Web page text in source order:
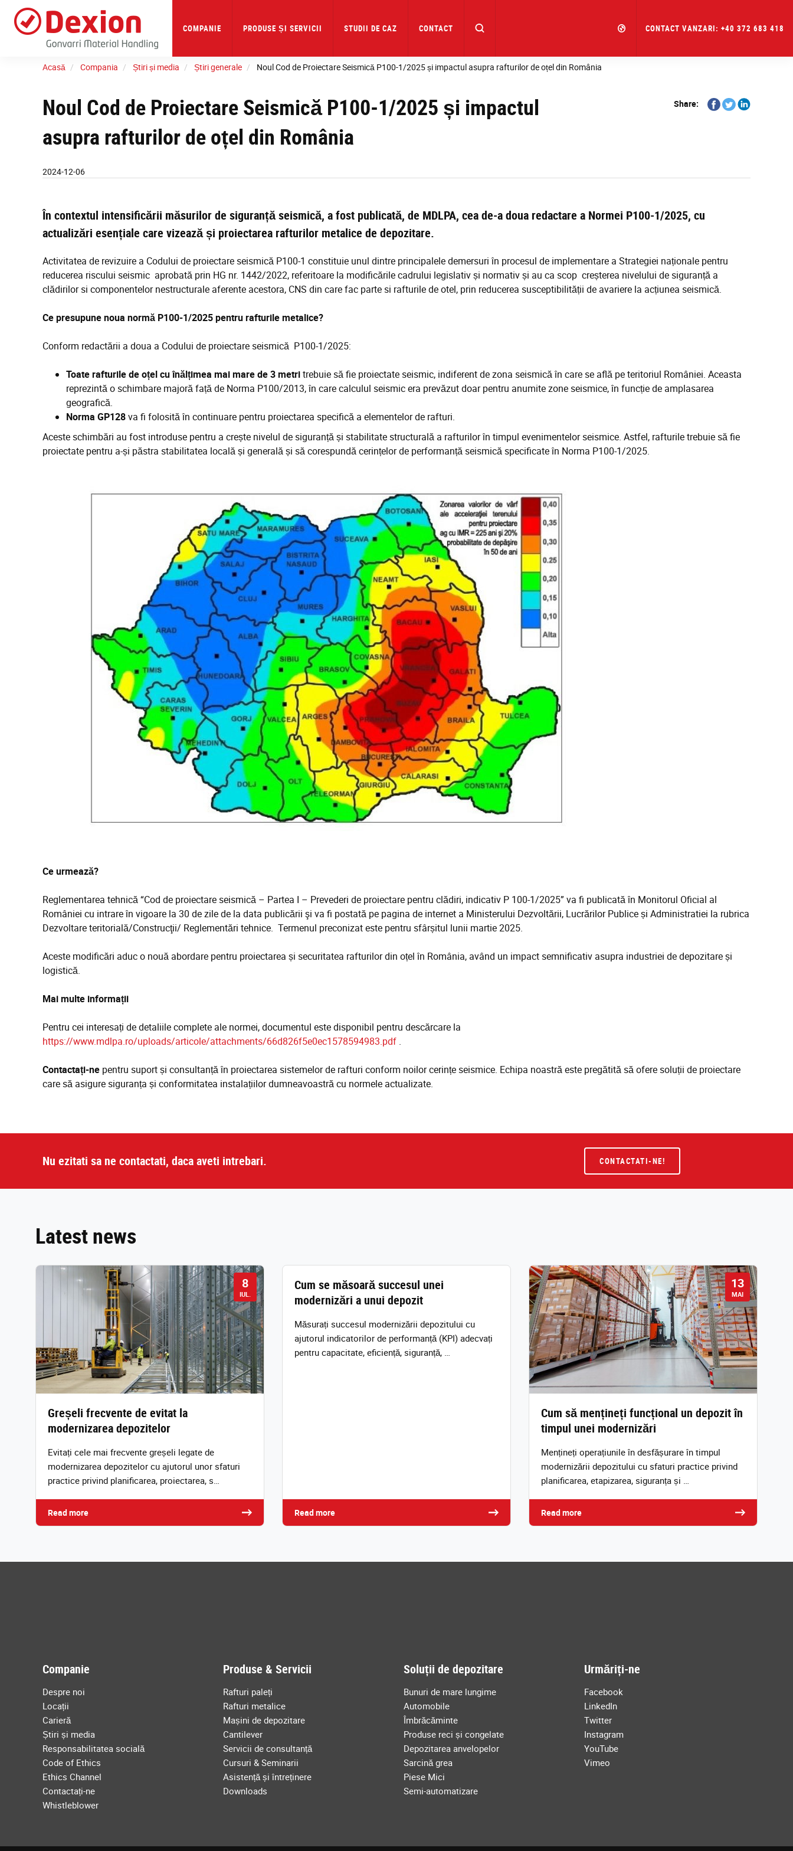
main
COMPANIE PRODUSE ȘI SERVICII STUDII DE CAZ CONTACT CONTACT VANZARI: +40 372 683 418
Acasă Compania Știri și media Știri generale Noul Cod de Proiectare Seismică P100-1/2025 și impactul asupra rafturilor de oțel din România
Noul Cod de Proiectare Seismică P100-1/2025 și impactul
asupra rafturilor de oțel din România
2024-12-06
Share:
Share
on
Share
on
Share
În contextul intensificării măsurilor de siguranță seismică, a fost publicată, de MDLPA, cea de-a doua redactare a Normei P100-1/2025, cu
actualizări esențiale care vizează și proiectarea rafturilor metalice de depozitare.
Activitatea de revizuire a Codului de proiectare seismică P100-1 constituie unul dintre principalele demersuri în procesul de implementare a Strategiei naționale pentru
reducerea riscului seismic aprobată prin HG nr. 1442/2022, referitoare la modificările cadrului legislativ și normativ și au ca scop creșterea nivelului de siguranță a
clădirilor si componentelor nestructurale aferente acestora, CNS din care fac parte si rafturile de otel, prin reducerea susceptibilității de avariere la acțiunea seismică.
Ce presupune noua normă P100-1/2025 pentru rafturile metalice?
Conform redactării a doua a Codului de proiectare seismică P100-1/2025:
Toate rafturile de oțel cu înălțimea mai mare de 3 metritrebuie să fie proiectate seismic, indiferent de zona seismică în care se află pe teritoriul României. Aceasta
reprezintă o schimbare majoră față de Norma P100/2013, în care calculul seismic era prevăzut doar pentru anumite zone seismice, în funcție de amplasarea
geografică.
Norma GP128va fi folosită în continuare pentru proiectarea specifică a elementelor de rafturi.
Aceste schimbări au fost introduse pentru a crește nivelul de siguranță și stabilitate structurală a rafturilor în timpul evenimentelor seismice. Astfel, rafturile trebuie să fie
proiectate pentru a-și păstra stabilitatea locală și generală și să corespundă cerințelor de performanță seismică specificate în Norma P100-1/2025.
Ce urmează?
Reglementarea tehnică “Cod de proiectare seismică – Partea I – Prevederi de proiectare pentru clădiri, indicativ P 100-1/2025” va fi publicată în Monitorul Oficial al
României cu intrare în vigoare la 30 de zile de la data publicării şi va fi postată pe pagina de internet a Ministerului Dezvoltării, Lucrărilor Publice și Administratiei la rubrica
Dezvoltare teritorială/Construcţii/ Reglementări tehnice. Termenul preconizat este pentru sfârșitul lunii martie 2025.
Aceste modificări aduc o nouă abordare pentru proiectarea și securitatea rafturilor din oțel în România, având un impact semnificativ asupra industriei de depozitare și
logistică.
Mai multe informații
Pentru cei interesați de detaliile complete ale normei, documentul este disponibil pentru descărcare la
https://www.mdlpa.ro/uploads/articole/attachments/66d826f5e0ec1578594983.pdf .
Contactați-ne pentru suport și consultanță în proiectarea sistemelor de rafturi conform noilor cerințe seismice. Echipa noastră este pregătită să ofere soluții de proiectare
care să asigure siguranța și conformitatea instalațiilor dumneavoastră cu normele actualizate.
Nu ezitati sa ne contactati, daca aveti intrebari. CONTACTATI-NE!
Latest news
8
IUL.
Greșeli frecvente de evitat la
modernizarea depozitelor
Evitați cele mai frecvente greșeli legate de
modernizarea depozitelor cu ajutorul unor sfaturi
practice privind planificarea, proiectarea, s…
Read more
Cum se măsoară succesul unei
modernizări a unui depozit
Măsurați succesul modernizării depozitului cu
ajutorul indicatorilor de performanță (KPI) adecvați
pentru capacitate, eficiență, siguranță, …
Read more
13
MAI
Cum să mențineți funcțional un depozit în
timpul unei modernizări
Mențineți operațiunile în desfășurare în timpul
modernizării depozitului cu sfaturi practice privind
planificarea, etapizarea, siguranța și …
Read more
Companie
Despre noi
Locații
Carieră
Știri și media
Responsabilitatea socială
Code of Ethics
Ethics Channel
Contactați-ne
Whistleblower
Produse & Servicii
Rafturi paleți
Rafturi metalice
Mașini de depozitare
Cantilever
Servicii de consultanță
Cursuri & Seminarii
Asistență și întreținere
Downloads
Soluții de depozitare
Bunuri de mare lungime
Automobile
Îmbrăcăminte
Produse reci și congelate
Depozitarea anvelopelor
Sarcină grea
Piese Mici
Semi-automatizare
Urmăriți-ne
Facebook
LinkedIn
Twitter
Instagram
YouTube
Vimeo